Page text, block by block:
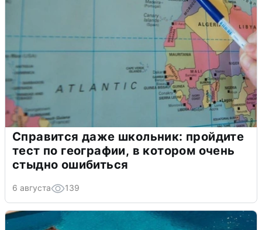
Справится даже школьник: пройдите
тест по географии, в котором очень
стыдно ошибиться
6 августа 139